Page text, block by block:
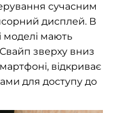
сучасним
дисплей. В
моделі мають
зверху вниз
відкриває
для доступу до